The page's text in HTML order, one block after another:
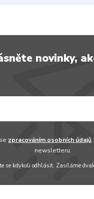
novinky,
zpracováním osobních údajů
newsletteru.
se kdykoli odhlásit. Zasíláme